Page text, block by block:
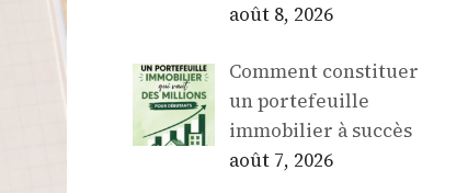
août 8, 2026
Comment constituer
un portefeuille
immobilier à succès
août 7, 2026